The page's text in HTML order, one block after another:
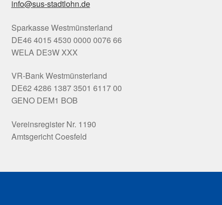
info@sus-stadtlohn.de
Sparkasse Westmünsterland
DE46 4015 4530 0000 0076 66
WELA DE3W XXX
VR-Bank Westmünsterland
DE62 4286 1387 3501 6117 00
GENO DEM1 BOB
Vereinsregister Nr. 1190
Amtsgericht Coesfeld